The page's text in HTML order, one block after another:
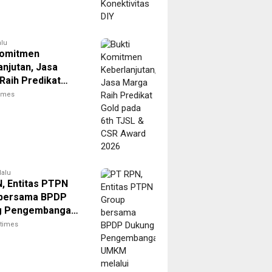
Jasa
Predikat
6th TJSL &
Entitas PTPN
BPDP
Pengembangan
Workshop